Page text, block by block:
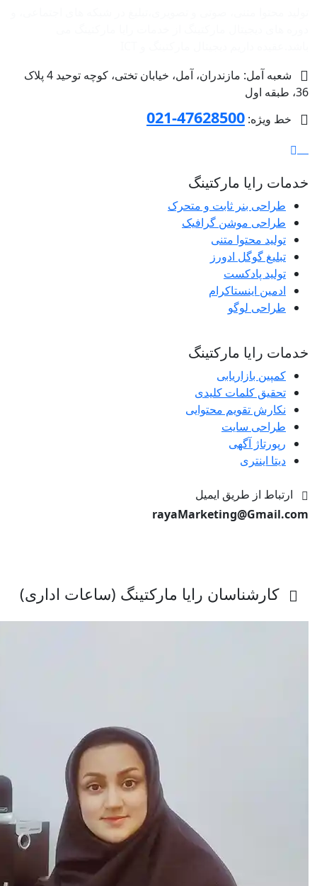
شعبه آمل: مازندران، آمل، خیابان تختی، کوچه توحید 4 پلاک
36، طبقه اول
خط ویژه: 47628500-021
خدمات رایا مارکتینگ
طراحی بنر ثابت و متحرک
طراحی موشن گرافیک
تولید محتوا متنی
تبلیغ گوگل ادورز
تولید پادکست
ادمین اینستاکرام
طراحی لوگو
خدمات رایا مارکتینگ
کمپین بازاریابی
تحقیق کلمات کلیدی
نکارش تقویم محتوایی
طراحی سایت
رپورتاژ آگهی
دیتا اینتری
ارتباط از طریق ایمیل
rayaMarketing@Gmail.com
کارشناسان رایا مارکتینگ (ساعات اداری)